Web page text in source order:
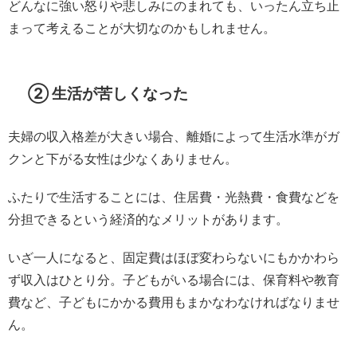
どんなに強い怒りや悲しみにのまれても、いったん立ち止
まって考えることが大切なのかもしれません。
② 生活が苦しくなった
夫婦の収入格差が大きい場合、離婚によって生活水準がガ
クンと下がる女性は少なくありません。
ふたりで生活することには、住居費・光熱費・食費などを
分担できるという経済的なメリットがあります。
いざ一人になると、固定費はほぼ変わらないにもかかわら
ず収入はひとり分。子どもがいる場合には、保育料や教育
費など、子どもにかかる費用もまかなわなければなりませ
ん。